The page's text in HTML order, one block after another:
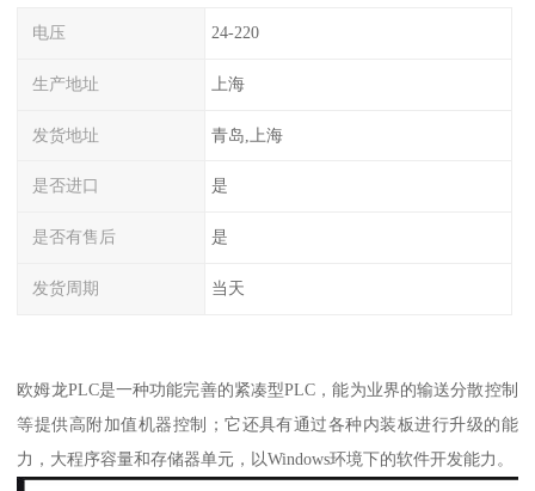
电压 24-220
生产地址 上海
发货地址 青岛,上海
是否进口 是
是否有售后 是
发货周期 当天
欧姆龙PLC是一种功能完善的紧凑型PLC，能为业界的输送分散控制
等提供高附加值机器控制；它还具有通过各种内装板进行升级的能
力，大程序容量和存储器单元，以Windows环境下的软件开发能力。